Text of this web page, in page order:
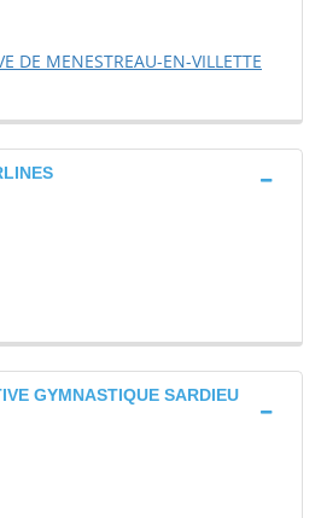
DE MENESTREAU-EN-VILLETTE
GYMNASTIQUE SARDIEU